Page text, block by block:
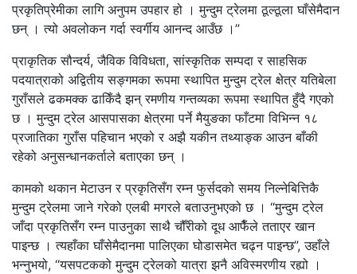
प्रकृतिप्रेमीका लागि अनुपम उपहार हो । मुन्दुम ट्रेलमा ठूल्ठूला घाँसेमैदान
छन् । त्यो अवलोकन गर्दा स्वर्गीय आनन्द आउँछ ।”
प्राकृतिक सौन्दर्य, जैविक विविधता, सांस्कृतिक सम्पदा र साहसिक
पदयात्राको अद्वितीय सङ्गमका रूपमा स्थापित मुन्दुम ट्रेल क्षेत्र यतिबेला
गुराँसले ढकमक्क ढाकिँदै झन् रमणीय गन्तव्यका रूपमा स्थापित हुँदै गएको
छ । मुन्दुम ट्रेल आसपासका क्षेत्रमा पर्ने मैयुङका फाँटमा विभिन्न १८
प्रजातिका गुराँस पहिचान भएको र अझै यकीन तथ्याङ्क आउन बाँकी
रहेको अनुसन्धानकर्ताले बताएका छन् ।
कामको थकान मेटाउन र प्रकृतिसँग रम्न फुर्सदको समय निल्नेबित्तिकै
मुन्दुम ट्रेलमा जाने गरेको एलबी मगरले बताउनुभएको छ । “मुन्दुम ट्रेल
जाँदा प्रकृतिसँग रम्न पाउनुका साथै चौँरीको दूध आफैँले तताएर खान
पाइन्छ । त्यहाँका घाँसेमैदानमा पालिएका घोडासमेत चढ्न पाइन्छ”, उहाँले
भन्नुभयो, “यसपटकको मुन्दुम ट्रेलको यात्रा झनै अविस्मरणीय रह्यो ।